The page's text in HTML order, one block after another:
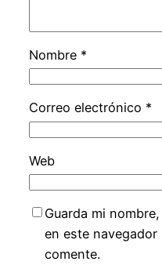
Nombre *
Correo electrónico *
Web
Guarda mi
en este navegador
comente.